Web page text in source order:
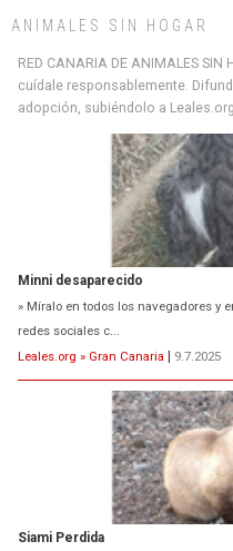
ANIMALES SIN HOGAR
RED CANARIA DE ANIMALES
cuídale responsablemente.
adopción, subiéndolo a Leales.org
Minni desaparecido
» Míralo en todos los navegadores y
redes sociales c...
Leales.org » Gran Canaria | 9.7.2025
Siami Perdida